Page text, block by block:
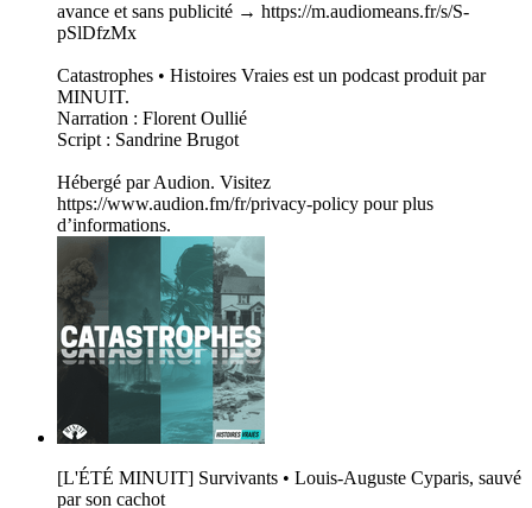
avance et sans publicité → https://m.audiomeans.fr/s/S-
pSlDfzMx
Catastrophes • Histoires Vraies est un podcast produit par
MINUIT.
Narration : Florent Oullié
Script : Sandrine Brugot
Hébergé par Audion. Visitez
https://www.audion.fm/fr/privacy-policy pour plus
d’informations.
[L'ÉTÉ MINUIT] Survivants • Louis-Auguste Cyparis, sauvé
par son cachot